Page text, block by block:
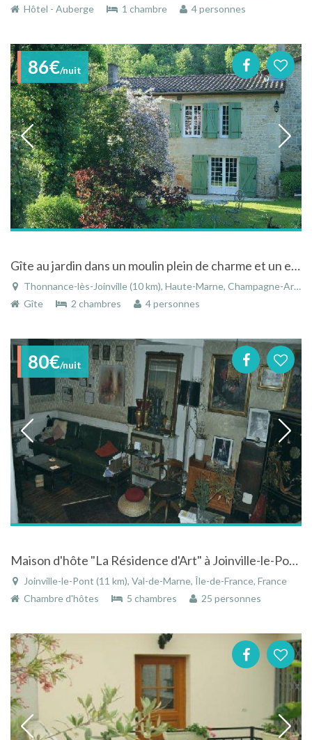
Hôtel - Auberge
1 chambre 4 personnes
86€/nuit
Gîte au jardin dans un moulin plein de charme et un environnement magnifique
Thonnance-lès-Joinville (10 km), Haute-Marne, Champagne-Ardenne, Grand Est, France
Gîte
2 chambres 4 personnes
80€/nuit
Maison d'hôte "La Résidence d'Art" à Joinville-le-Pont près de Paris en Ile-de-France
Joinville-le-Pont (11 km), Val-de-Marne, Île-de-France, France
Chambre d'hôtes
5 chambres 25 personnes